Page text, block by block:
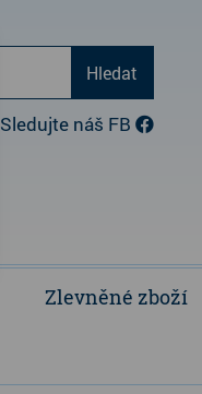
Hledat
Sledujte náš FB
Zlevněné zboží